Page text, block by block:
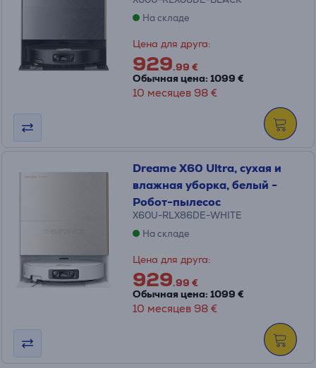
На складе
Цена для друга:
929.99 €
Обычная цена: 1099 €
10 месяцев 98 €
Dreame X60 Ultra, сухая и
влажная уборка, белый -
Робот-пылесос
X60U-RLX86DE-WHITE
На складе
Цена для друга:
929.99 €
Обычная цена: 1099 €
10 месяцев 98 €